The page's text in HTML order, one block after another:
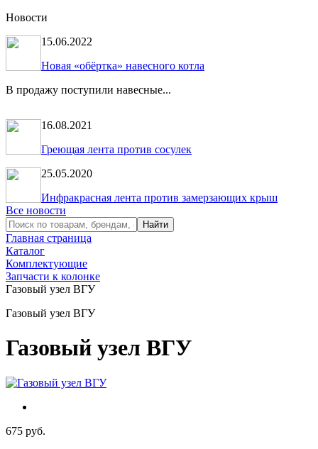
Новости
15.06.2022
Новая «обёртка» навесного котла
В продажу поступили навесные...
16.08.2021
Греющая лента против сосулек
25.05.2020
Инфракрасная лента против замерзающих крыш
Все новости
Главная страница
Каталог
Комплектующие
Запчасти к колонке
Газовый узел ВГУ
Газовый узел ВГУ
Газовый узел ВГУ
675 руб.